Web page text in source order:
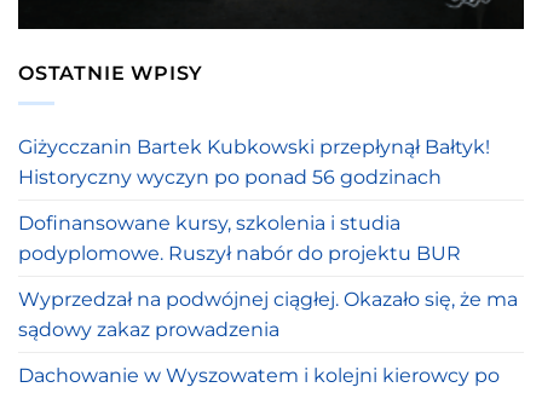
OSTATNIE WPISY
Giżycczanin Bartek Kubkowski przepłynął Bałtyk!
Historyczny wyczyn po ponad 56 godzinach
Dofinansowane kursy, szkolenia i studia
podyplomowe. Ruszył nabór do projektu BUR
Wyprzedzał na podwójnej ciągłej. Okazało się, że ma
sądowy zakaz prowadzenia
Dachowanie w Wyszowatem i kolejni kierowcy po